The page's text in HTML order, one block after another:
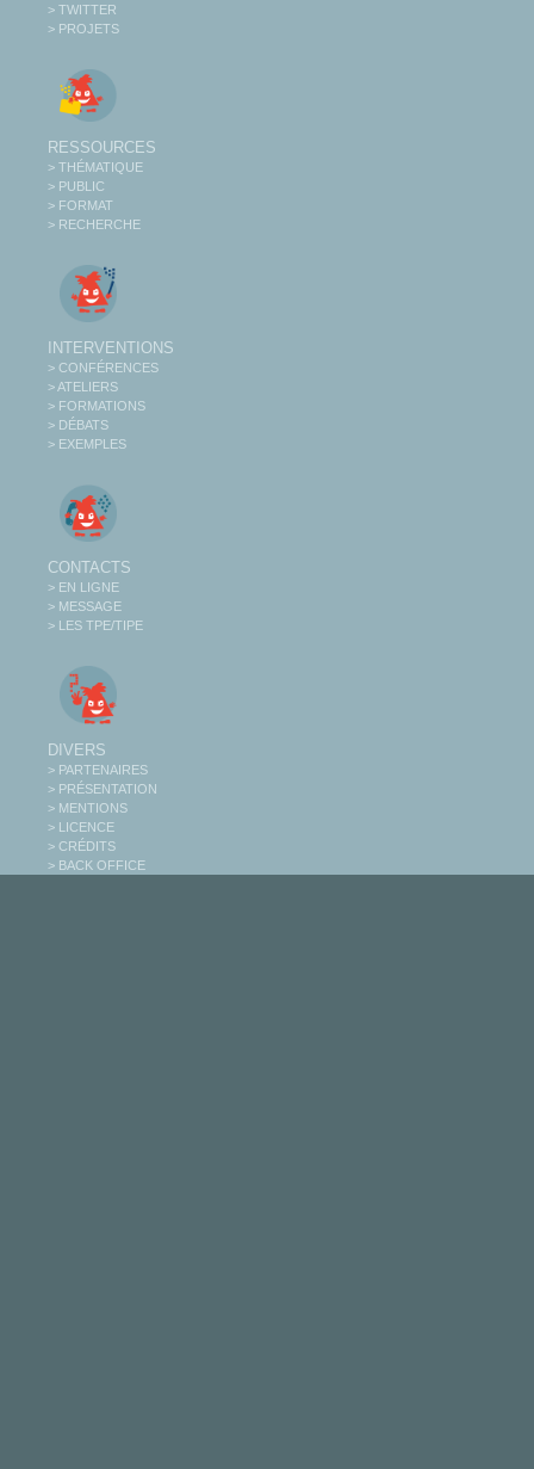
> TWITTER
> PROJETS
RESSOURCES
> THÉMATIQUE
> PUBLIC
> FORMAT
> RECHERCHE
INTERVENTIONS
> CONFÉRENCES
> ATELIERS
> FORMATIONS
> DÉBATS
> EXEMPLES
CONTACTS
> EN LIGNE
> MESSAGE
> LES TPE/TIPE
DIVERS
> PARTENAIRES
> PRÉSENTATION
> MENTIONS
> LICENCE
> CRÉDITS
> BACK OFFICE